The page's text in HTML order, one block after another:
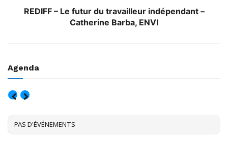
REDIFF – Le futur du travailleur indépendant –
Catherine Barba, ENVI
Agenda
PAS D'ÉVÉNEMENTS